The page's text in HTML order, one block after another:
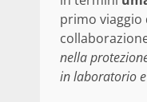
primo viaggio
nella
in laboratorio